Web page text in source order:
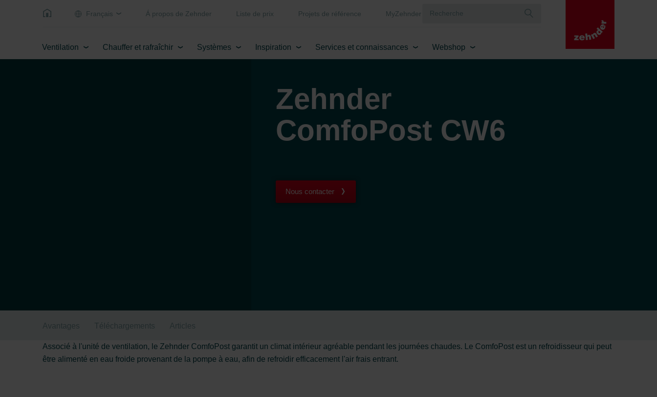
Français Á propos de Zehnder Liste de prix Projets de référence MyZehnder
Ventilation Chauffer et rafraîchir Systèmes Inspiration Services et connaissances Webshop
Zehnder
ComfoPost CW6
Nous contacter
Avantages Téléchargements Articles
Associé à l'unité de ventilation, le Zehnder ComfoPost garantit un climat intérieur agréable pendant les journées chaudes. Le ComfoPost est un refroidisseur qui peut
être alimenté en eau froide provenant de la pompe à eau, afin de refroidir efficacement l'air frais entrant.